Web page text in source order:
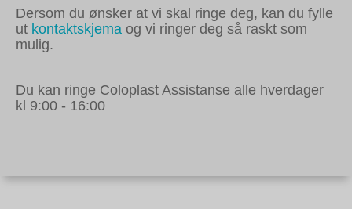
Dersom du ønsker at vi skal ringe deg, kan du fylle
ut kontaktskjema og vi ringer deg så raskt som
mulig.
Du kan ringe Coloplast Assistanse alle hverdager
kl 9:00 - 16:00